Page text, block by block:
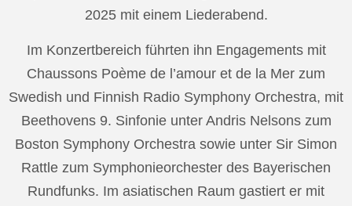
2025 mit einem Liederabend.
Im Konzertbereich führten ihn Engagements mit
Chaussons Poème de l’amour et de la Mer zum
Swedish und Finnish Radio Symphony Orchestra, mit
Beethovens 9. Sinfonie unter Andris Nelsons zum
Boston Symphony Orchestra sowie unter Sir Simon
Rattle zum Symphonieorchester des Bayerischen
Rundfunks. Im asiatischen Raum gastiert er mit